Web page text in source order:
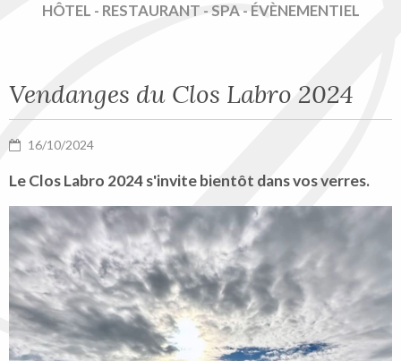
HÔTEL - RESTAURANT - SPA - ÉVÈNEMENTIEL
Vendanges du Clos Labro 2024
16/10/2024
Le Clos Labro 2024 s'invite bientôt dans vos verres.